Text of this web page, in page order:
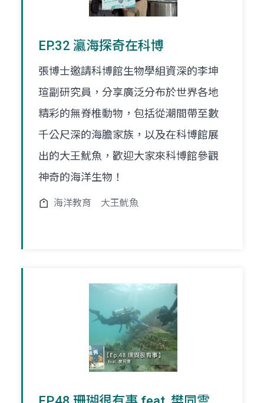
EP.32 瀛海探奇在科博
張博士邀請科博館生物學組資深的李坤
瑄副研究員，分享廣泛分布於世界各地
精彩的無脊椎動物，包括從潮間帶至數
千公尺深的海膽家族，以及在科博館展
出的大王魷魚，歡迎大家來科博館參觀
神奇的海洋生物！
海洋教育 大王魷魚